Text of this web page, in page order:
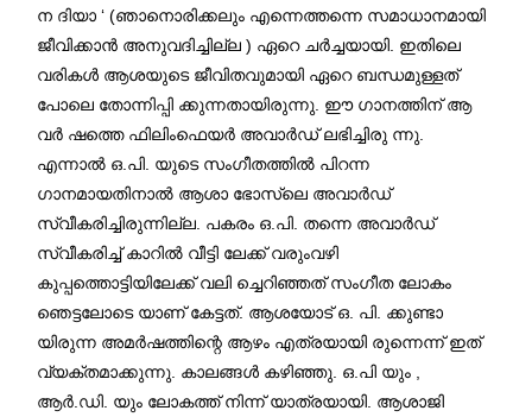
ന ദിയാ ‘ (ഞാനൊരിക്കലും എന്നെത്തന്നെ സമാധാനമായി
ജീവിക്കാൻ അനുവദിച്ചില്ല ) ഏറെ ചർച്ചയായി. ഇതിലെ
വരികൾ ആശയുടെ ജീവിതവുമായി ഏറെ ബന്ധമുള്ളത്
പോലെ തോന്നിപ്പി ക്കുന്നതായിരുന്നു. ഈ ഗാനത്തിന് ആ
വർ ഷത്തെ ഫിലിംഫെയർ അവാർഡ് ലഭിച്ചിരു ന്നു.
എന്നാൽ ഒ.പി. യുടെ സംഗീതത്തിൽ പിറന്ന
ഗാനമായതിനാൽ ആശാ ഭോസ്ലെ അവാർഡ്
സ്വീകരിച്ചിരുന്നില്ല. പകരം ഒ.പി. തന്നെ അവാർഡ്
സ്വീകരിച്ച് കാറിൽ വീട്ടി ലേക്ക് വരുംവഴി
കുപ്പത്തൊട്ടിയിലേക്ക് വലി ച്ചെറിഞ്ഞത് സംഗീത ലോകം
ഞെട്ടലോടെ യാണ് കേട്ടത്. ആശയോട് ഒ. പി. ക്കുണ്ടാ
യിരുന്ന അമർഷത്തിന്റെ ആഴം എത്രയായി രുന്നെന്ന് ഇത്
വ്യക്തമാക്കുന്നു. കാലങ്ങൾ കഴിഞ്ഞു. ഒ.പി യും ,
ആർ.ഡി. യും ലോകത്ത് നിന്ന് യാത്രയായി. ആശാജി